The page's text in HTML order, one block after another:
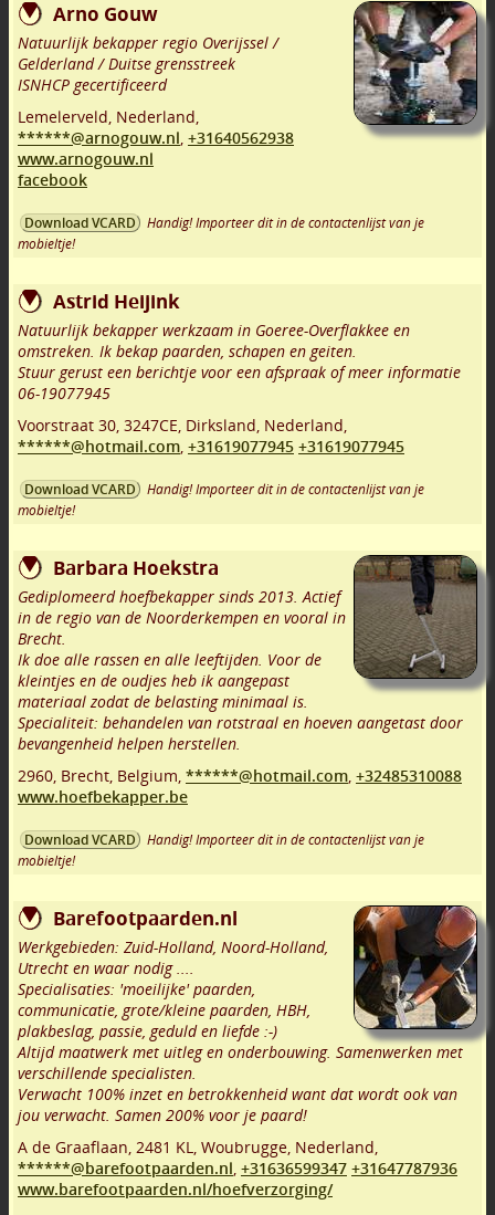
Arno Gouw
Natuurlijk bekapper regio Overijssel /
Gelderland / Duitse grensstreek
ISNHCP gecertificeerd
Lemelerveld, Nederland,
******@arnogouw.nl, +31640562938
www.arnogouw.nl
facebook
Download VCARD
Handig! Importeer dit in de contactenlijst van je
mobieltje!
Astrid Heijink
Natuurlijk bekapper werkzaam in Goeree-Overflakkee en
omstreken. Ik bekap paarden, schapen en geiten.
Stuur gerust een berichtje voor een afspraak of meer informatie
06-19077945
Voorstraat 30, 3247CE, Dirksland, Nederland,
******@hotmail.com, +31619077945 +31619077945
Download VCARD
Handig! Importeer dit in de contactenlijst van je
mobieltje!
Barbara Hoekstra
Gediplomeerd hoefbekapper sinds 2013. Actief
in de regio van de Noorderkempen en vooral in
Brecht.
Ik doe alle rassen en alle leeftijden. Voor de
kleintjes en de oudjes heb ik aangepast
materiaal zodat de belasting minimaal is.
Specialiteit: behandelen van rotstraal en hoeven aangetast door
bevangenheid helpen herstellen.
2960, Brecht, Belgium, ******@hotmail.com, +32485310088
www.hoefbekapper.be
Download VCARD
Handig! Importeer dit in de contactenlijst van je
mobieltje!
Barefootpaarden.nl
Werkgebieden: Zuid-Holland, Noord-Holland,
Utrecht en waar nodig ....
Specialisaties: 'moeilijke' paarden,
communicatie, grote/kleine paarden, HBH,
plakbeslag, passie, geduld en liefde :-)
Altijd maatwerk met uitleg en onderbouwing. Samenwerken met
verschillende specialisten.
Verwacht 100% inzet en betrokkenheid want dat wordt ook van
jou verwacht. Samen 200% voor je paard!
A de Graaflaan, 2481 KL, Woubrugge, Nederland,
******@barefootpaarden.nl, +31636599347 +31647787936
www.barefootpaarden.nl/hoefverzorging/